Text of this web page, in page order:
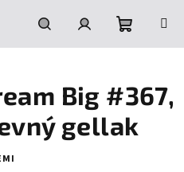
HledatPřihlášeníNákupní
košík
Big #367,
gellak